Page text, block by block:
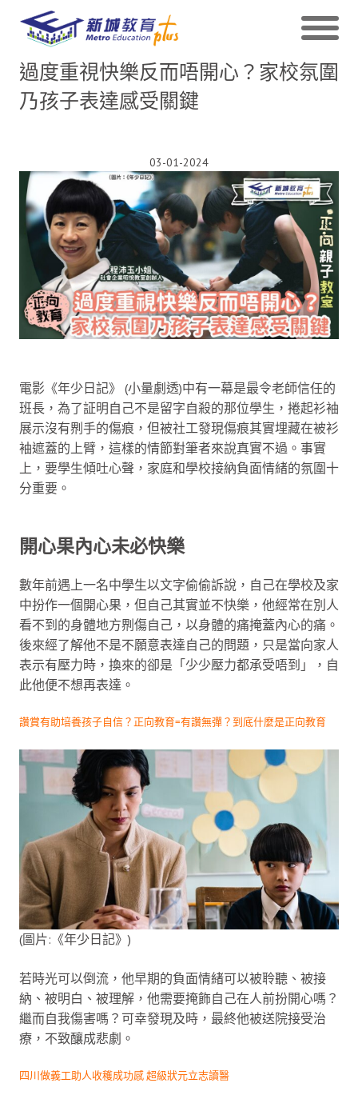
過度重視快樂反而唔開心？家校氛圍
乃孩子表達感受關鍵
03-01-2024
電影《年少日記》 (小量劇透)中有一幕是最令老師信任的
班長，為了証明自己不是留字自殺的那位學生，捲起衫袖
展示沒有𠝹手的傷痕，但被社工發現傷痕其實埋藏在被衫
袖遮蓋的上臂，這樣的情節對筆者來說真實不過。事實
上，要學生傾吐心聲，家庭和學校接納負面情緒的氛圍十
分重要。
開心果內心未必快樂
數年前遇上一名中學生以文字偷偷訴說，自己在學校及家
中扮作一個開心果，但自己其實並不快樂，他經常在別人
看不到的身體地方𠝹傷自己，以身體的痛掩蓋內心的痛。
後來經了解他不是不願意表達自己的問題，只是當向家人
表示有壓力時，換來的卻是「少少壓力都承受唔到」，自
此他便不想再表達。
讚賞有助培養孩子自信？正向教育=有讚無彈？到底什麼是正向教育
(圖片:《年少日記》)
若時光可以倒流，他早期的負面情緒可以被聆聽、被接
納、被明白、被理解，他需要掩飾自己在人前扮開心嗎？
繼而自我傷害嗎？可幸發現及時，最終他被送院接受治
療，不致釀成悲劇。
四川做義工助人收穫成功感 超級狀元立志讀醫